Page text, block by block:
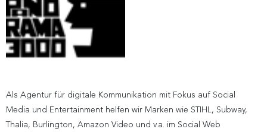
Als Agentur für digitale Kommunikation mit Fokus auf Social
Media und Entertainment helfen wir Marken wie STIHL, Subway,
Thalia, Burlington, Amazon Video und v.a. im Social Web